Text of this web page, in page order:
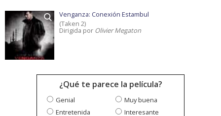
Venganza: Conexión Estambul
(Taken 2)
Dirigida por Olivier Megaton
¿Qué te parece la película?
Genial
Muy buena
Entretenida
Interesante